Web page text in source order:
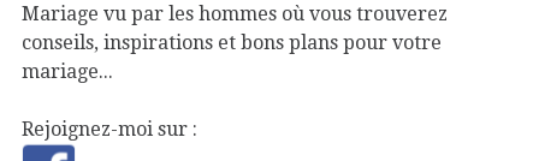
Mariage vu par les hommes où vous trouverez
conseils, inspirations et bons plans pour votre
mariage...
Rejoignez-moi sur :